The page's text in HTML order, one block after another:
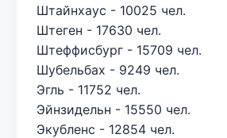
Штайнхаус - 10025 чел.
Штеген - 17630 чел.
Штеффисбург - 15709 чел.
Шубельбах - 9249 чел.
Эгль - 11752 чел.
Эйнзидельн - 15550 чел.
Экубленс - 12854 чел.